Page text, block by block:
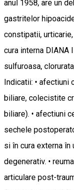
anul 1958, are un
gastritelor
constipatii,
cura interna DIANA
sulfuroasa,
Indicatii: •
biliare, colecistite
biliare). • afectiuni
sechele
si în cura externa în
degenerativ. •
articulare post-